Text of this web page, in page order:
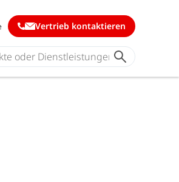
Vertrieb kontaktieren